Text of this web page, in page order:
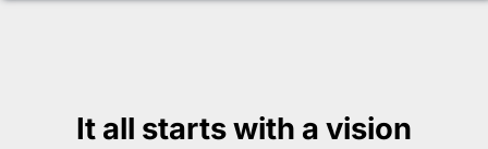
It all starts with a vision